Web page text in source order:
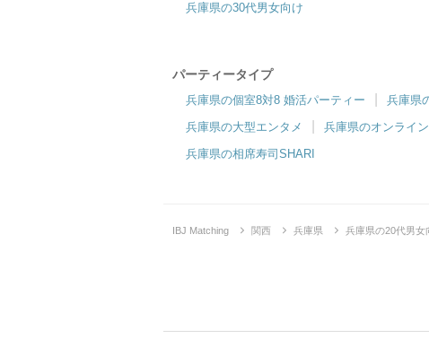
兵庫県の30代男女向け
パーティータイプ
兵庫県の個室8対8 婚活パーティー 兵庫県
兵庫県の大型エンタメ
兵庫県のオンライ
兵庫県の相席寿司SHARI
IBJ Matching 関西 兵庫県 兵庫県の20代男女